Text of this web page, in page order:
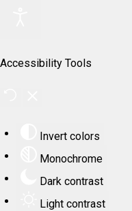
Accessibility Tools
Invert colors
Monochrome
Dark contrast
Light contrast